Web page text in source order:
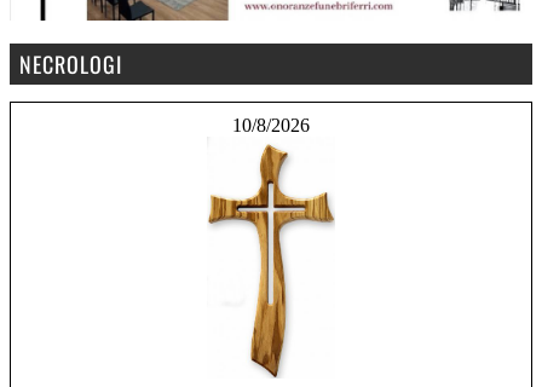
NECROLOGI
10/8/2026